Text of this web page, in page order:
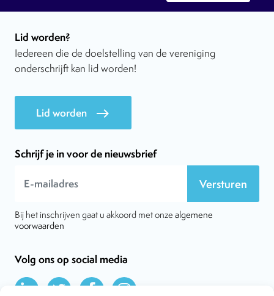
Lid worden?
Iedereen die de doelstelling van de vereniging
onderschrijft kan lid worden!
Lid worden east
Schrijf je in voor de nieuwsbrief
Versturen
Bij het inschrijven gaat u akkoord met onze algemene
voorwaarden
Volg ons op social media